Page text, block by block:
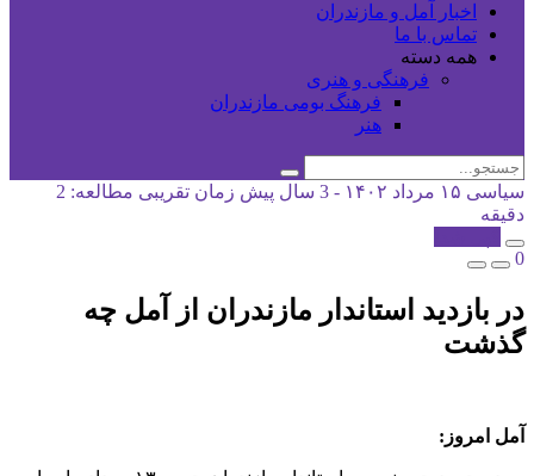
اخبار آمل و مازندران
تماس با ما
همه دسته
فرهنگی و هنری
فرهنگ بومی مازندران
هنر
سیاسی ۱۵ مرداد ۱۴۰۲ - 3 سال پیش
زمان تقریبی مطالعه: 2
دقیقه
0
در بازدید استاندار مازندران از آمل چه
گذشت
آمل امروز: